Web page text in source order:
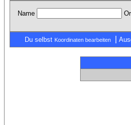
Name
Du selbst Koordinaten bearbeiten